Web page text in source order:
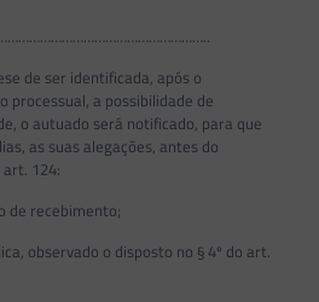
de ser identificada, após o
processual, a possibilidade de
o autuado será notificado, para que
as suas alegações, antes do
124:
de recebimento;
observado o disposto no § 4º do art.